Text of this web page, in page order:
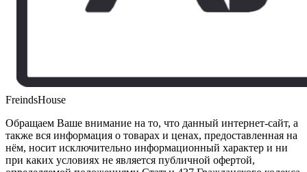
FreindsHouse
Обращаем Ваше внимание на то, что данный интернет-сайт, а
также вся информация о товарах и ценах, предоставленная на
нём, носит исключительно информационный характер и ни
при каких условиях не является публичной офертой,